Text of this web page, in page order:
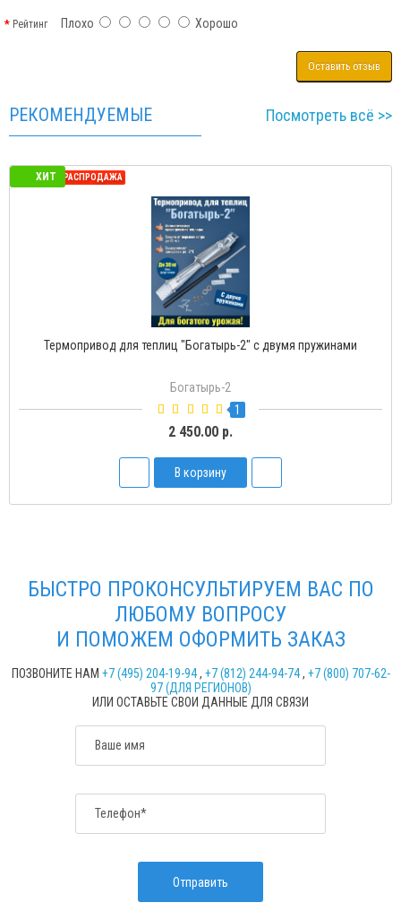
РейтингПлохо Хорошо
Оставить отзыв
РЕКОМЕНДУЕМЫЕ Посмотреть всё >>
ХИТ
СЕЗОННАЯ РАСПРОДАЖА
Термопривод для теплиц "Богатырь-2" с двумя пружинами
Богатырь-2
1
2 450.00 р.
В корзину
БЫСТРО ПРОКОНСУЛЬТИРУЕМ ВАС ПО
ЛЮБОМУ ВОПРОСУ
И ПОМОЖЕМ ОФОРМИТЬ ЗАКАЗ
ПОЗВОНИТЕ НАМ +7 (495) 204-19-94, +7 (812) 244-94-74, +7 (800) 707-62-
97 (ДЛЯ РЕГИОНОВ)
ИЛИ ОСТАВЬТЕ СВОИ ДАННЫЕ ДЛЯ СВЯЗИ
Ваше имя
Телефон*
Отправить